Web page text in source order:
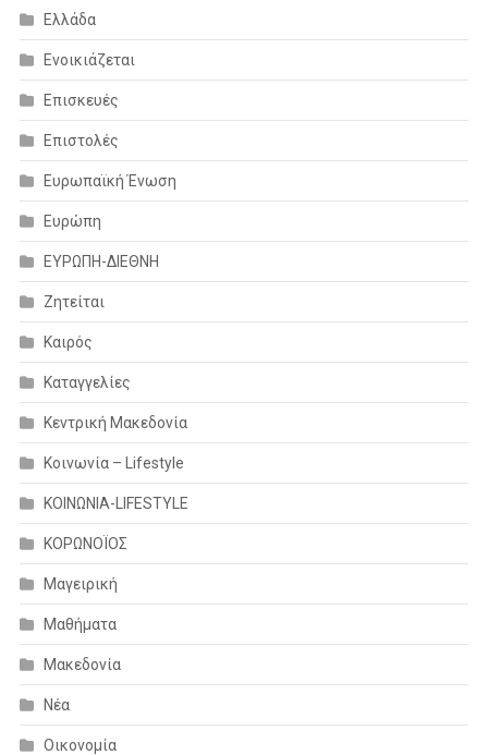
Ελλάδα
Ενοικιάζεται
Επισκευές
Επιστολές
Ευρωπαϊκή Ένωση
Ευρώπη
ΕΥΡΩΠΗ-ΔΙΕΘΝΗ
Ζητείται
Καιρός
Καταγγελίες
Κεντρική Μακεδονία
Κοινωνία – Lifestyle
ΚΟΙΝΩΝΙΑ-LIFESTYLE
ΚΟΡΩΝΟΪΟΣ
Μαγειρική
Μαθήματα
Μακεδονία
Νέα
Οικονομία